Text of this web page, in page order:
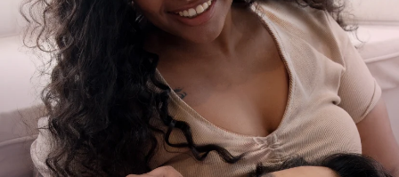
I miei dispositivi
I miei ordini
I miei indirizzi
I miei abbonamenti
FAQ™ Pure Beauty-Tech Elixir
issa™ Teeth Whitening Set
English Deutsch
Español
Français
Italiano
Português
Polski
Svenska
Русский
Türkçe
简体中文 繁體中文